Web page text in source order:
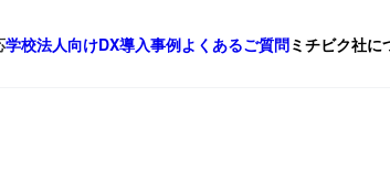
学校法人向けDX導入事例よくあるご質問ミチビク社に